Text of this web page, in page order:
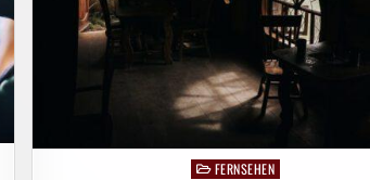
PostedFERNSEHEN